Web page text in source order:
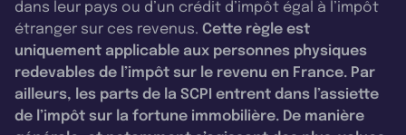
dans leur pays ou d’un crédit d’impôt égal à l’impôt
étranger sur ces revenus. Cette règle est
uniquement applicable aux personnes physiques
redevables de l’impôt sur le revenu en France. Par
ailleurs, les parts de la SCPI entrent dans l’assiette
de l’impôt sur la fortune immobilière. De manière